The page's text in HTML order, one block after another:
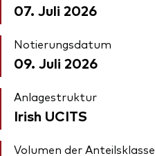
07. Juli 2026
Notierungsdatum
09. Juli 2026
Anlagestruktur
Irish UCITS
Volumen der Anteilsklasse